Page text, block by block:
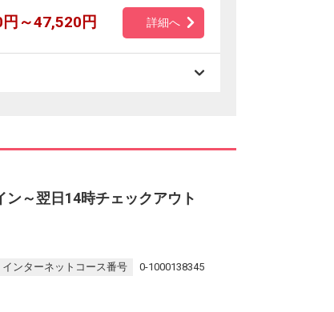
～47,520円 詳細へ
ン～翌日14時チェックアウト
インターネットコース番号 0-1000138345